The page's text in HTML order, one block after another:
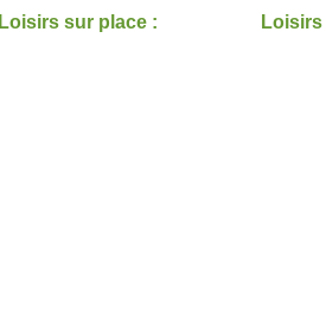
Loisirs sur place :